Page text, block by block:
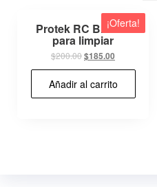
¡Oferta!
Protek RC Brocha
para limpiar
$200.00El
original
era:
$200.00.
$185.00
es:
$185.00.
Añadir al carrito